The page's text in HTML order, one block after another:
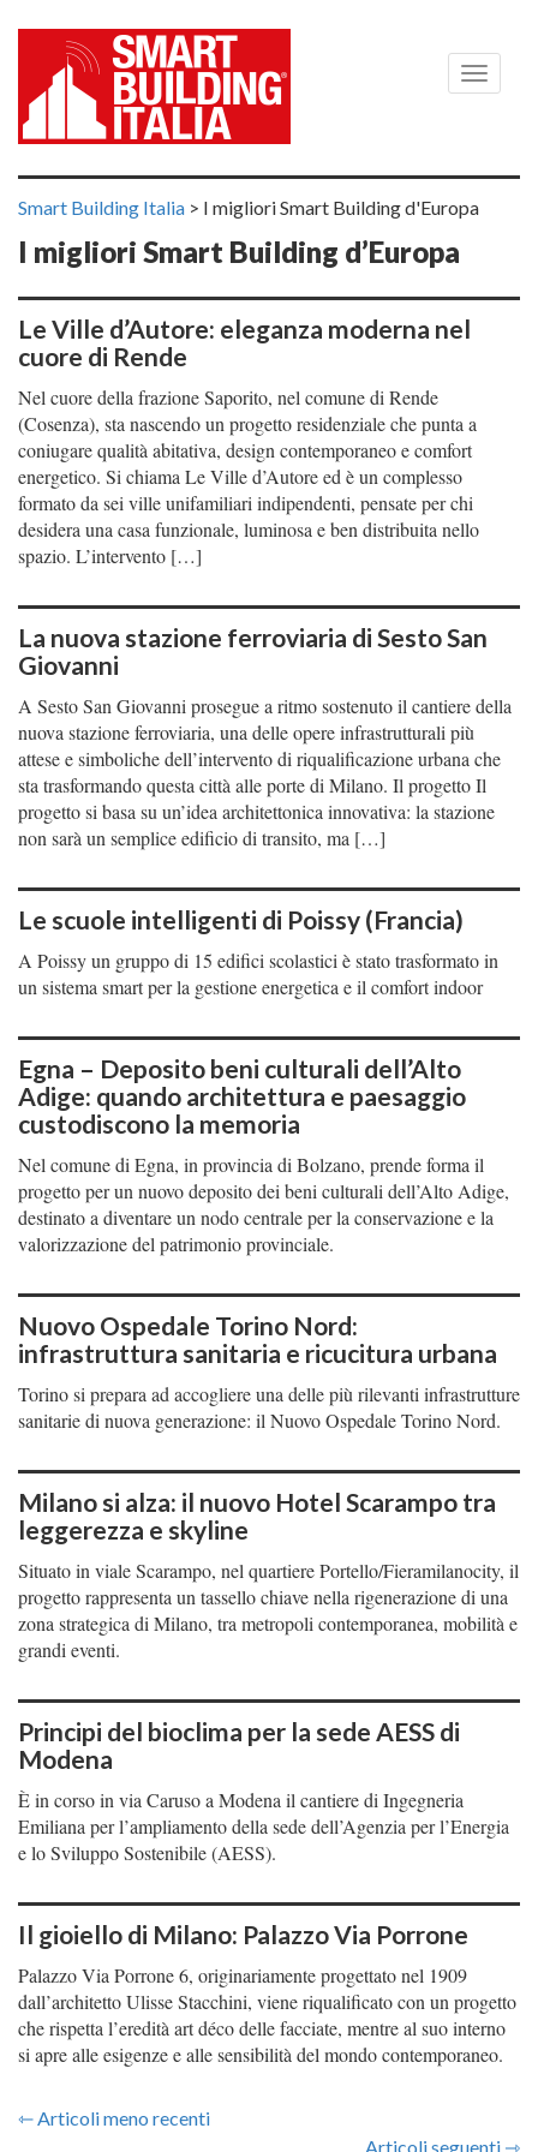
Menù
Smart Building Italia > I migliori Smart Building d'Europa
I migliori Smart Building d’Europa
Le Ville d’Autore: eleganza moderna nel
cuore di Rende
Nel cuore della frazione Saporito, nel comune di Rende
(Cosenza), sta nascendo un progetto residenziale che punta a
coniugare qualità abitativa, design contemporaneo e comfort
energetico. Si chiama Le Ville d’Autore ed è un complesso
formato da sei ville unifamiliari indipendenti, pensate per chi
desidera una casa funzionale, luminosa e ben distribuita nello
spazio. L’intervento […]
La nuova stazione ferroviaria di Sesto San
Giovanni
A Sesto San Giovanni prosegue a ritmo sostenuto il cantiere della
nuova stazione ferroviaria, una delle opere infrastrutturali più
attese e simboliche dell’intervento di riqualificazione urbana che
sta trasformando questa città alle porte di Milano. Il progetto Il
progetto si basa su un’idea architettonica innovativa: la stazione
non sarà un semplice edificio di transito, ma […]
Le scuole intelligenti di Poissy (Francia)
A Poissy un gruppo di 15 edifici scolastici è stato trasformato in
un sistema smart per la gestione energetica e il comfort indoor
Egna – Deposito beni culturali dell’Alto
Adige: quando architettura e paesaggio
custodiscono la memoria
Nel comune di Egna, in provincia di Bolzano, prende forma il
progetto per un nuovo deposito dei beni culturali dell’Alto Adige,
destinato a diventare un nodo centrale per la conservazione e la
valorizzazione del patrimonio provinciale.
Nuovo Ospedale Torino Nord:
infrastruttura sanitaria e ricucitura urbana
Torino si prepara ad accogliere una delle più rilevanti infrastrutture
sanitarie di nuova generazione: il Nuovo Ospedale Torino Nord.
Milano si alza: il nuovo Hotel Scarampo tra
leggerezza e skyline
Situato in viale Scarampo, nel quartiere Portello/Fieramilanocity, il
progetto rappresenta un tassello chiave nella rigenerazione di una
zona strategica di Milano, tra metropoli contemporanea, mobilità e
grandi eventi.
Principi del bioclima per la sede AESS di
Modena
È in corso in via Caruso a Modena il cantiere di Ingegneria
Emiliana per l’ampliamento della sede dell’Agenzia per l’Energia
e lo Sviluppo Sostenibile (AESS).
Il gioiello di Milano: Palazzo Via Porrone
Palazzo Via Porrone 6, originariamente progettato nel 1909
dall’architetto Ulisse Stacchini, viene riqualificato con un progetto
che rispetta l’eredità art déco delle facciate, mentre al suo interno
si apre alle esigenze e alle sensibilità del mondo contemporaneo.
⇽ Articoli meno recenti
Articoli seguenti ⇾